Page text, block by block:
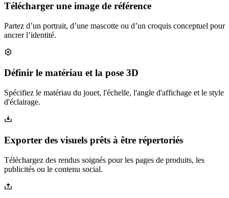
Télécharger une image de référence
Partez d’un portrait, d’une mascotte ou d’un croquis conceptuel pour
ancrer l’identité.
Définir le matériau et la pose 3D
Spécifiez le matériau du jouet, l'échelle, l'angle d'affichage et le style
d'éclairage.
Exporter des visuels prêts à être répertoriés
Téléchargez des rendus soignés pour les pages de produits, les
publicités ou le contenu social.